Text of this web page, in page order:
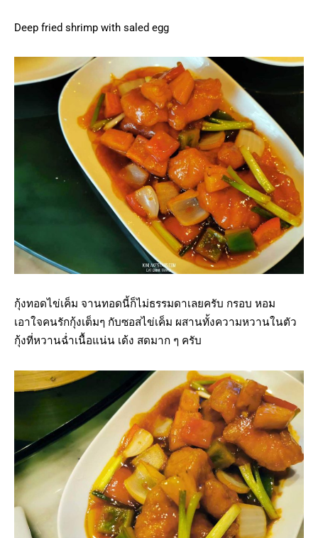
Deep fried shrimp with saled egg
กุ้งทอดไข่เค็ม จานทอดนี้ก็ไม่ธรรมดาเลยครับ กรอบ หอม
เอาใจคนรักกุ้งเต็มๆ กับซอสไข่เค็ม ผสานทั้งความหวานในตัว
กุ้งที่หวานฉ่ำเนื้อแน่น เด้ง สดมาก ๆ ครับ